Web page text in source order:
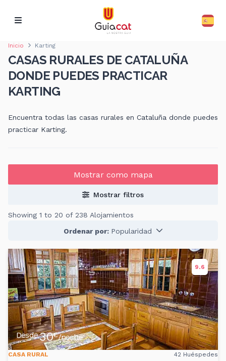
Inicio Karting
CASAS RURALES DE CATALUÑA
DONDE PUEDES PRACTICAR
KARTING
Encuentra todas las casas rurales en Cataluña donde puedes
practicar Karting.
Mostrar como mapa
Mostrar filtros
Showing 1 to 20 of 238 Alojamientos
Ordenar por: Popularidad
9.6
Desde30€/noche
CASA RURAL 42 Huéspedes